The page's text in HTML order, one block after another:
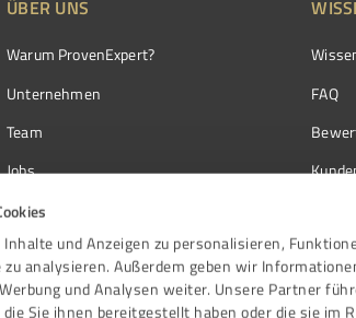
und Anzeigen zu personalisieren,
analysieren. Außerdem geben wir
und Analysen weiter. Unsere Partner
Sie ihnen bereitgestellt haben oder die sie im
ÜBER UNS
Warum ProvenExpert?
Unternehmen
Team
Jobs
Kundenstimmen
Kontakt
FAQ